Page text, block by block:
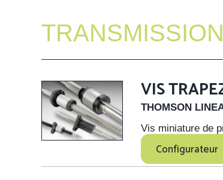
TRANSMISSION
VIS
THOMSON
Vis miniature de
Configurateur